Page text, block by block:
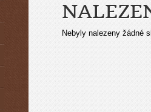
Nebyly nalezeny žádné